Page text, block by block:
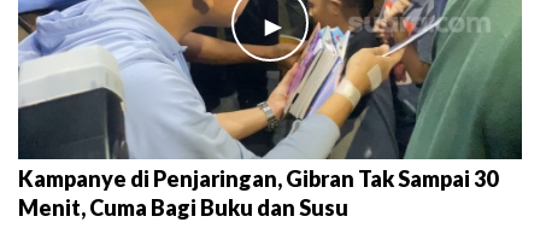
►
Kampanye di Penjaringan, Gibran Tak Sampai 30
Menit, Cuma Bagi Buku dan Susu